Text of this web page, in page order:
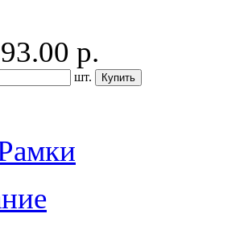
р.
шт.